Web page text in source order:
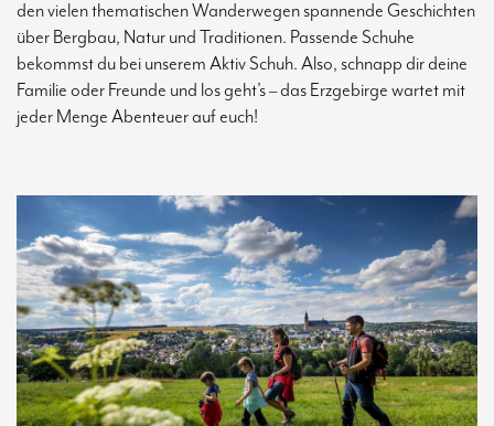
den vielen thematischen Wanderwegen spannende Geschichten
über Bergbau, Natur und Traditionen. Passende Schuhe
bekommst du bei unserem Aktiv Schuh. Also, schnapp dir deine
Familie oder Freunde und los geht’s – das Erzgebirge wartet mit
jeder Menge Abenteuer auf euch!